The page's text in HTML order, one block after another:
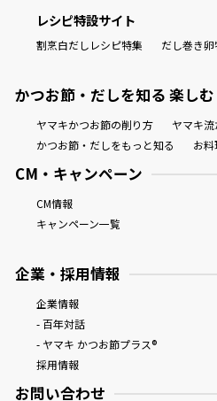
レシピ特設サイト
割烹白だしレシピ特集 だし巻き卵
かつお節・だしを知る 楽しむ
ヤマキかつお節の削り方
ヤマキ
かつお節・だしをもっと知る
お
CM・キャンペーン
CM情報
キャンペーン一覧
企業・採用情報
企業情報
- 百年対話
- ヤマキ かつお節プラス®
採用情報
お問い合わせ